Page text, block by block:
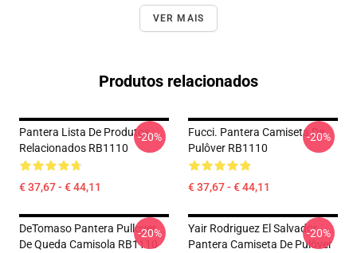
VER MAIS
Produtos relacionados
Pantera Lista De Produtos
Relacionados RB1110
€ 37,67 - € 44,11
-20%
Fucci. Pantera Camiseta De
Pulôver RB1110
€ 37,67 - € 44,11
-20%
DeTomaso Pantera Pullover
De Queda Camisola RB1110
-20%
Yair Rodriguez El Salvador
Pantera Camiseta De Pulôver
-20%